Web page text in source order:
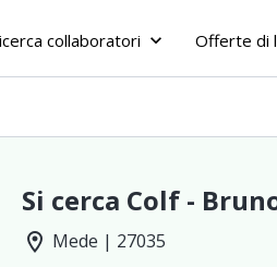
collaboratori keyboard_arrow_down Offerte di
Si cerca Colf -
location_on Mede | 27035